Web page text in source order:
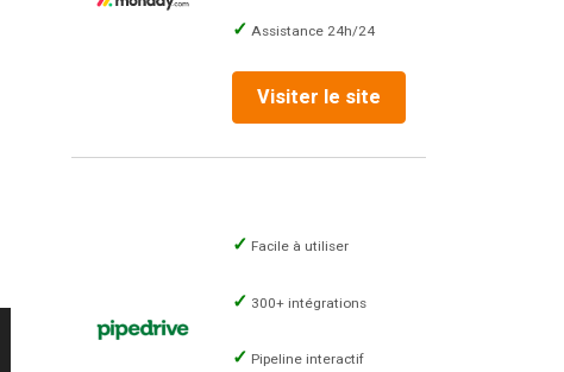
Assistance 24h/24
Visiter le site
Facile à utiliser
300+ intégrations
Pipeline interactif